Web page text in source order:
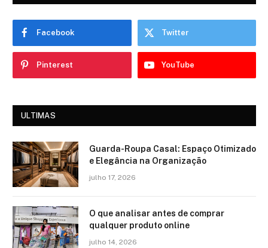
Facebook Twitter
Pinterest YouTube
ULTIMAS
Guarda-Roupa Casal: Espaço Otimizado
e Elegância na Organização
julho 17, 2026
O que analisar antes de comprar
qualquer produto online
julho 14, 2026